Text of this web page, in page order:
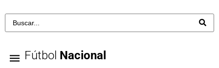
Fútbol Nacional